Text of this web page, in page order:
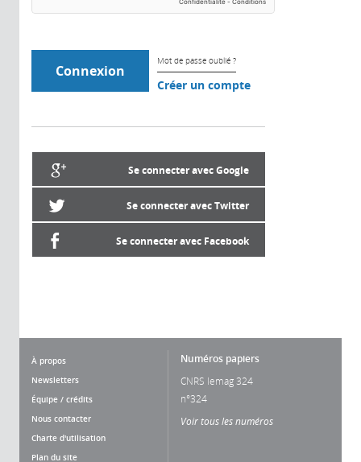
Mot de passe oublié ?
Créer un compte
Se connecter avec Google
Se connecter avec Twitter
Se connecter avec Facebook
À propos
Newsletters
Équipe / crédits
Nous contacter
Charte d'utilisation
Plan du site
Numéros papiers
CNRS lemag 324
n°324
Voir tous les numéros